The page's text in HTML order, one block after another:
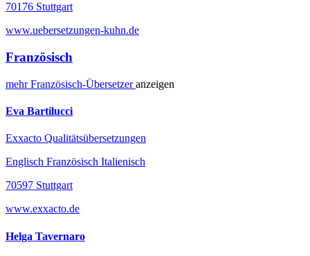
70176 Stuttgart
www.uebersetzungen-kuhn.de
Französisch
mehrFranzösisch-Übersetzeranzeigen
Eva Bartilucci
Exxacto Qualitätsübersetzungen
Englisch Französisch Italienisch
70597 Stuttgart
www.exxacto.de
Helga Tavernaro